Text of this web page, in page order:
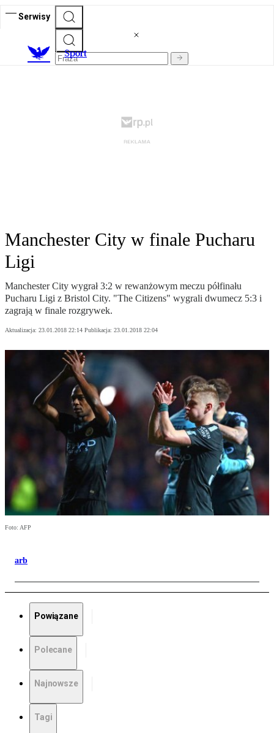
Serwisy
Sport
Manchester City w finale Pucharu
Ligi
Manchester City wygrał 3:2 w rewanżowym meczu półfinału
Pucharu Ligi z Bristol City. "The Citizens" wygrali dwumecz 5:3 i
zagrają w finale rozgrywek.
Aktualizacja: 23.01.2018 22:14 Publikacja: 23.01.2018 22:04
Foto: AFP
arb
Powiązane
Polecane
Najnowsze
Tagi